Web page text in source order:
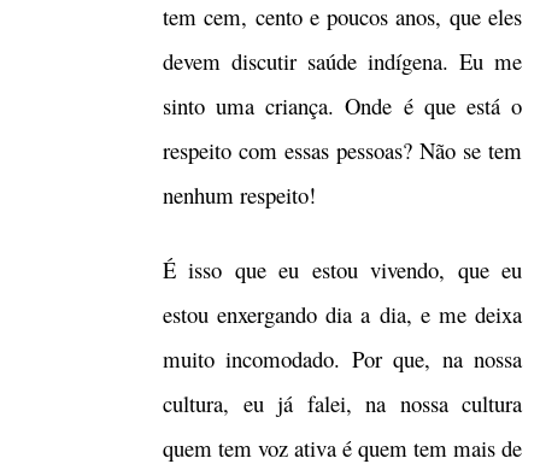
tem cem, cento e poucos anos, que eles
devem discutir saúde indígena. Eu me
sinto uma criança. Onde é que está o
respeito com essas pessoas? Não se tem
nenhum respeito!
É isso que eu estou vivendo, que eu
estou enxergando dia a dia, e me deixa
muito incomodado. Por que, na nossa
cultura, eu já falei, na nossa cultura
quem tem voz ativa é quem tem mais de